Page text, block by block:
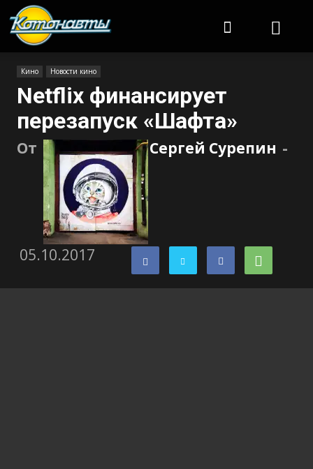
Кино Новости кино
Netflix финансирует
перезапуск «Шафта»
От Сергей Сурепин -
05.10.2017